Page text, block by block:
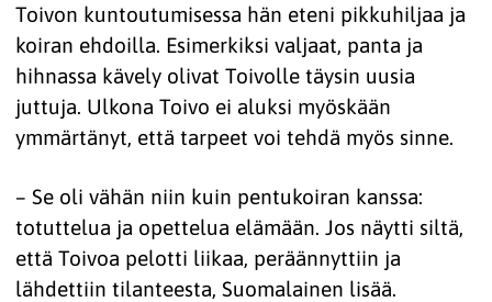
Toivon kuntoutumisessa hän eteni pikkuhiljaa ja
koiran ehdoilla. Esimerkiksi valjaat, panta ja
hihnassa kävely olivat Toivolle täysin uusia
juttuja. Ulkona Toivo ei aluksi myöskään
ymmärtänyt, että tarpeet voi tehdä myös sinne.
– Se oli vähän niin kuin pentukoiran kanssa:
totuttelua ja opettelua elämään. Jos näytti siltä,
että Toivoa pelotti liikaa, peräännyttiin ja
lähdettiin tilanteesta, Suomalainen lisää.